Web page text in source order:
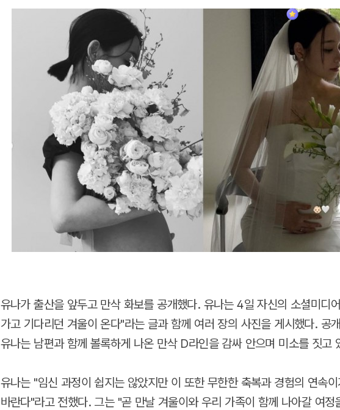
유나가 출산을 앞두고 만삭 화보를 공개했다. 유나는 4일 자신의 소셜미디
가고 기다리던 겨울이 온다"라는 글과 함께 여러 장의 사진을 게시했다. 공
유나는 남편과 함께 볼록하게 나온 만삭 D라인을 감싸 안으며 미소를 짓고
유나는 "임신 과정이 쉽지는 않았지만 이 또한 무한한 축복과 경험의 연속
바란다"라고 전했다. 그는 "곧 만날 겨울이와 우리 가족이 함께 나아갈 여정